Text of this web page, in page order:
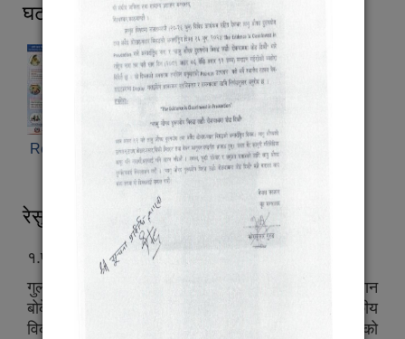
घटना दर्ता सम्बन्धी सूचना
Read more about घटना दर्ता सम्बन्धी सूचना
रेसुङ्गा नगरपालिका,गुल्मीको संक्षिप्त परिचय
१.परिचय
गुल्मी जिल्लाको गौरव बढाउने ऐतिहासिक, धार्मिक पहिचान
बोकेको प्राकृतिक सम्पदा र सौन्दर्यले भरपूर, पर्यटकीय
विकासको प्रचूर सम्भावना रहेको यस रेसुङ्गा तपोभूमिको